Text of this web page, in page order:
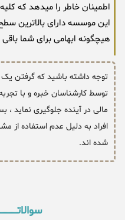
اطمینان خاطر را میدهد که
این موسسه دارای بالاترین
هیچگونه ابهامی برای شما باقی
توجه داشته باشید که گرفتن یک
توسط کارشناسان خبره و با
مالی در آینده جلوگیری نماید
افراد به دلیل عدم استفاده از
شده اند.